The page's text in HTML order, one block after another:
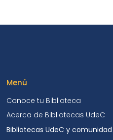
Menú
Conoce tu Biblioteca
Acerca de Bibliotecas UdeC
Bibliotecas UdeC y comunidad